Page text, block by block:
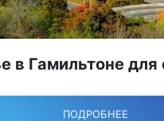
в Гамильтоне для
ПОДРОБНЕЕ